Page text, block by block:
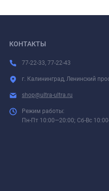
КОНТАКТЫ
77-22-33, 77-22-43
г. Калининград, Ленинский
shop@ultra-ultra.ru
Режим работы:
Пн-Пт 10:00—20:00; Сб-Вс